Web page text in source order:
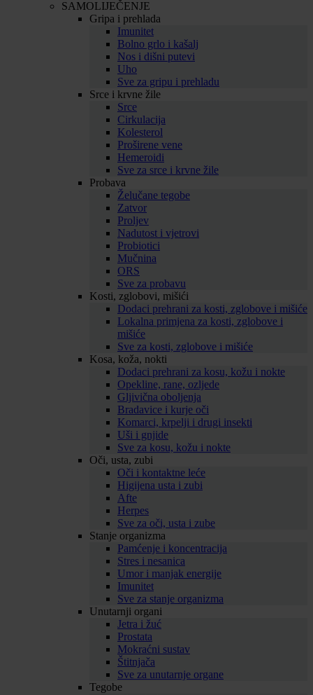
SAMOLIJEČENJE
Gripa i prehlada
Imunitet
Bolno grlo i kašalj
Nos i dišni putevi
Uho
Sve za gripu i prehladu
Srce i krvne žile
Srce
Cirkulacija
Kolesterol
Proširene vene
Hemeroidi
Sve za srce i krvne žile
Probava
Želučane tegobe
Zatvor
Proljev
Nadutost i vjetrovi
Probiotici
Mučnina
ORS
Sve za probavu
Kosti, zglobovi, mišići
Dodaci prehrani za kosti, zglobove i mišiće
Lokalna primjena za kosti, zglobove i
mišiće
Sve za kosti, zglobove i mišiće
Kosa, koža, nokti
Dodaci prehrani za kosu, kožu i nokte
Opekline, rane, ozljede
Gljivična oboljenja
Bradavice i kurje oči
Komarci, krpelji i drugi insekti
Uši i gnjide
Sve za kosu, kožu i nokte
Oči, usta, zubi
Oči i kontaktne leće
Higijena usta i zubi
Afte
Herpes
Sve za oči, usta i zube
Stanje organizma
Pamćenje i koncentracija
Stres i nesanica
Umor i manjak energije
Imunitet
Sve za stanje organizma
Unutarnji organi
Jetra i žuć
Prostata
Mokraćni sustav
Štitnjača
Sve za unutarnje organe
Tegobe